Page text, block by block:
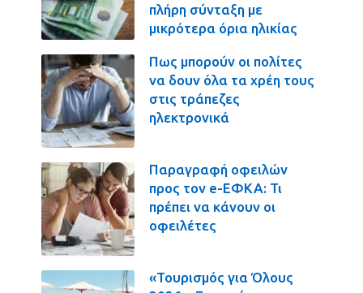
πλήρη σύνταξη με
μικρότερα όρια ηλικίας
Πως μπορούν οι πολίτες
να δουν όλα τα χρέη τους
στις τράπεζες
ηλεκτρονικά
Παραγραφή οφειλών
προς τον e-ΕΦΚΑ: Τι
πρέπει να κάνουν οι
οφειλέτες
«Τουρισμός για Όλους